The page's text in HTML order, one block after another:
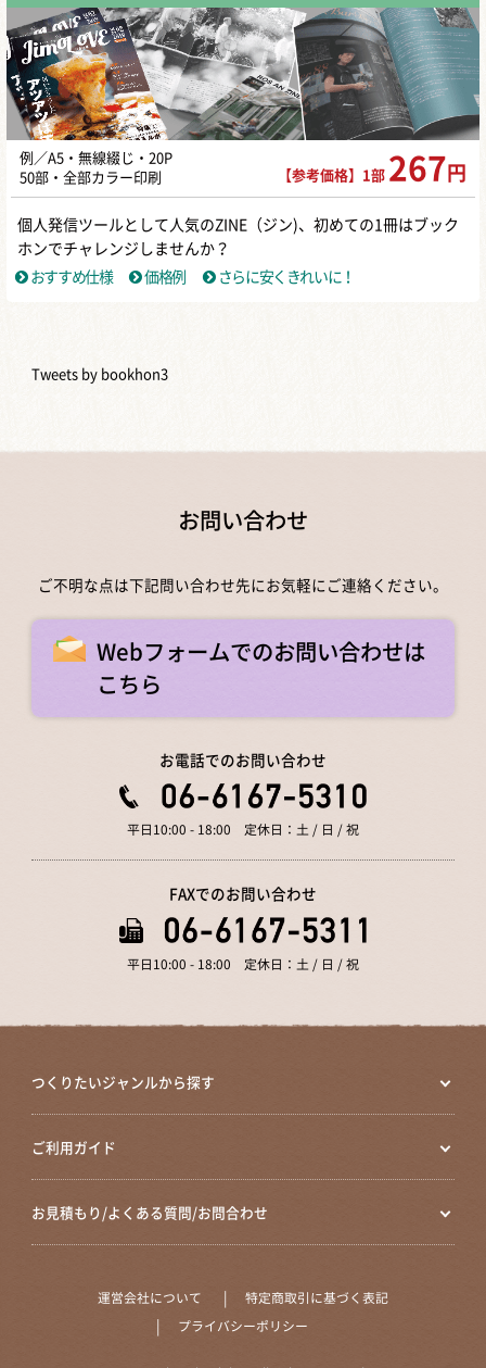
例／A5・無線綴じ・20P
50部・全部カラー印刷
【参考価格】1部 267 円
個人発信ツールとして人気のZINE（ジン)、初めての1冊はブック
ホンでチャレンジしませんか？
おすすめ仕様
価格例 さらに安くきれいに！
Tweets by bookhon3
お問い合わせ
ご不明な点は下記問い合わせ先にお気軽にご連絡ください。
Webフォームでのお問い合わせは
こちら
お電話でのお問い合わせ
平日10:00 - 18:00 定休日：土 / 日 / 祝
FAXでのお問い合わせ
平日10:00 - 18:00 定休日：土 / 日 / 祝
つくりたいジャンルから探す
ご利用ガイド
お見積もり/よくある質問/お問合わせ
運営会社について 特定商取引に基づく表記
プライバシーポリシー